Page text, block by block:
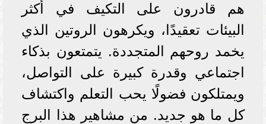
هم قادرون على التكيف في أكثر
البيئات تعقيدًا، ويكرهون الروتين الذي
يخمد روحهم المتجددة. يتمتعون بذكاء
اجتماعي وقدرة كبيرة على التواصل،
ويمتلكون فضولًا يحب التعلم واكتشاف
كل ما هو جديد. من مشاهير هذا البرج